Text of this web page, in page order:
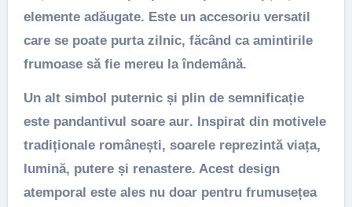
elemente adăugate. Este un accesoriu versatil
care se poate purta zilnic, făcând ca amintirile
frumoase să fie mereu la îndemână.
Un alt simbol puternic și plin de semnificație
este pandantivul soare aur. Inspirat din motivele
tradiționale românești, soarele reprezintă viața,
lumină, putere și renastere. Acest design
atemporal este ales nu doar pentru frumusețea